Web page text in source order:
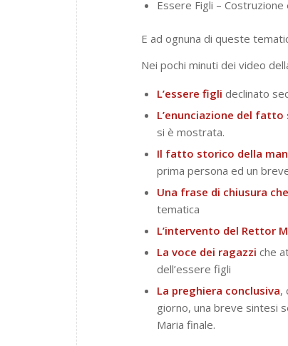
Essere Figli – Costruzione
E ad ognuna di queste
Nei pochi minuti dei video
L’essere figli declinato
L’enunciazione del
si è mostrata.
Il fatto storico della
prima persona ed un
Una frase di chiusura
tematica
L’intervento del Rettor
La voce dei ragazzi che
dell’essere figli
La preghiera conclusiva,
giorno, una breve sintesi
Maria finale.